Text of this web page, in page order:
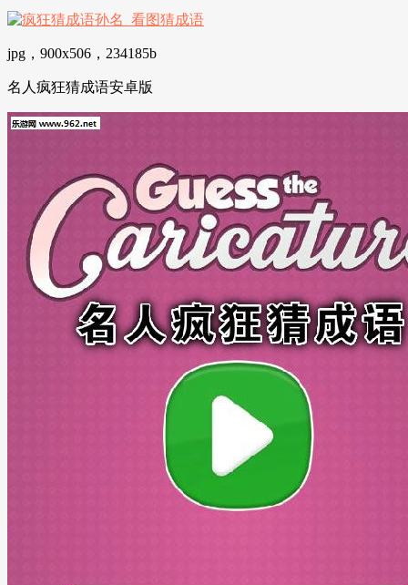
jpg，900x506，234185b
名人疯狂猜成语安卓版